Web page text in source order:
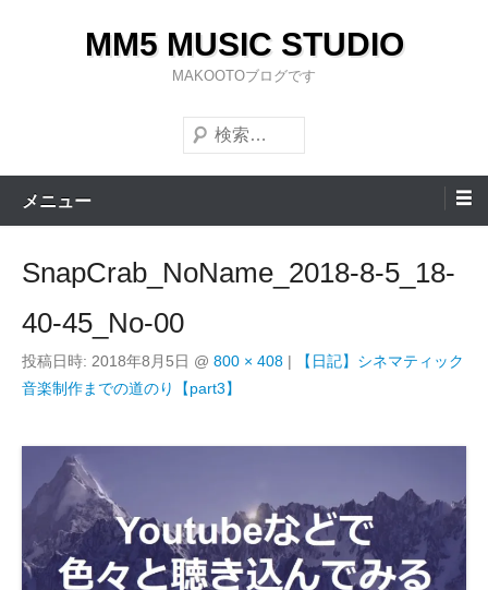
キ
MM5 MUSIC STUDIO
MAKOOTOブログです
検
索
メニュー
SnapCrab_NoName_2018-8-5_18-
40-45_No-00
投稿日時: 2018年8月5日 @ 800 × 408 |
【日記】シネマティック
音楽制作までの道のり【part3】